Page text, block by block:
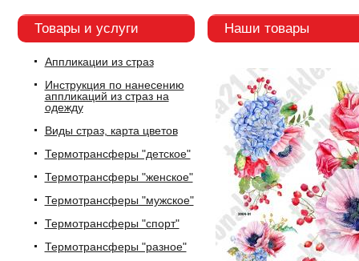
Товары и услуги
Аппликации из страз
Инструкция по нанесению
аппликаций из страз на
одежду
Виды страз, карта цветов
Термотрансферы "детское"
Термотрансферы "женское"
Термотрансферы "мужское"
Термотрансферы "спорт"
Термотрансферы "разное"
Наши товары